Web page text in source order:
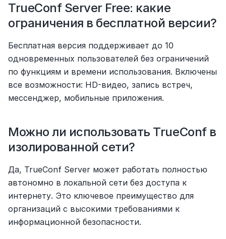
TrueConf Server Free: какие
ограничения в бесплатной версии?
Бесплатная версия поддерживает до 10
одновременных пользователей без ограничений
по функциям и времени использования. Включены
все возможности: HD-видео, запись встреч,
мессенджер, мобильные приложения.
Можно ли использовать TrueConf в
изолированной сети?
Да, TrueConf Server может работать полностью
автономно в локальной сети без доступа к
интернету. Это ключевое преимущество для
организаций с высокими требованиями к
информационной безопасности.